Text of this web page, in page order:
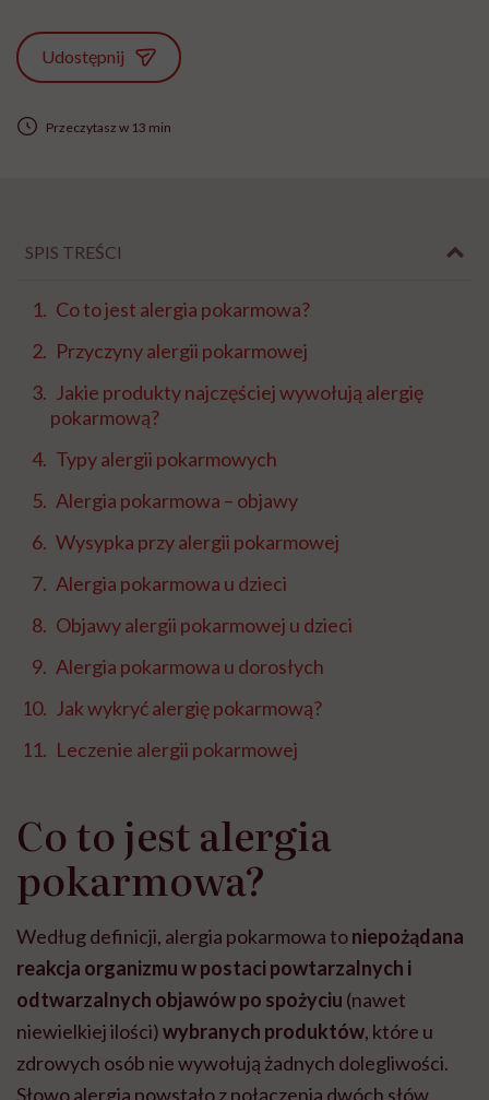
Udostępnij
Przeczytasz w 13 min
SPIS TREŚCI
Co to jest alergia pokarmowa?
Przyczyny alergii pokarmowej
Jakie produkty najczęściej wywołują alergię
pokarmową?
Typy alergii pokarmowych
Alergia pokarmowa – objawy
Wysypka przy alergii pokarmowej
Alergia pokarmowa u dzieci
Objawy alergii pokarmowej u dzieci
Alergia pokarmowa u dorosłych
Jak wykryć alergię pokarmową?
Leczenie alergii pokarmowej
Co to jest alergia
pokarmowa?
Według definicji, alergia pokarmowa toniepożądana
reakcja organizmu w postaci powtarzalnych i
odtwarzalnych objawów po spożyciu (nawet
niewielkiej ilości)wybranych produktów, które u
zdrowych osób nie wywołują żadnych dolegliwości.
Słowo alergia powstało z połączenia dwóch słów